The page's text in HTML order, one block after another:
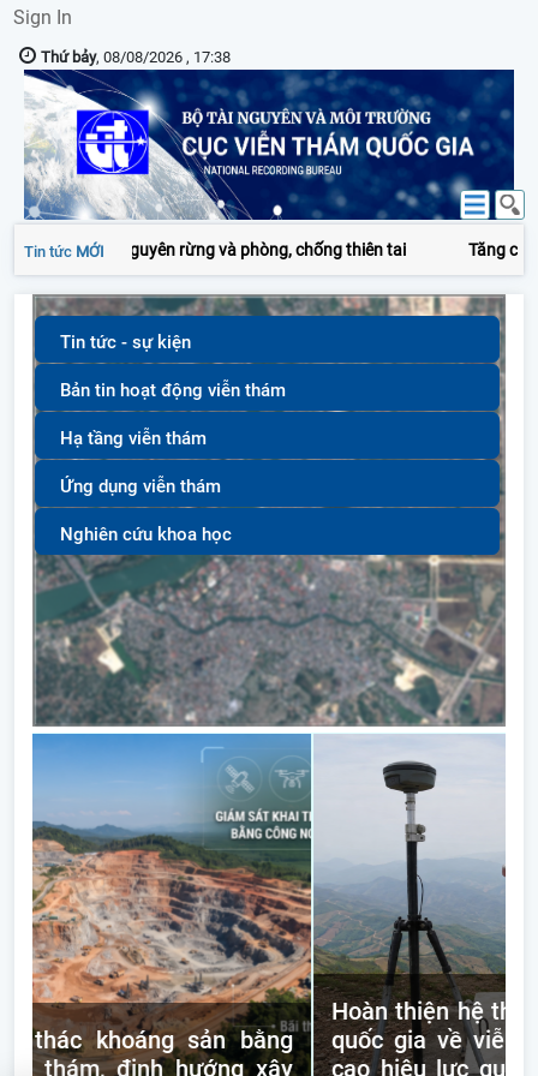
Sign In
Thứ bảy, 08/08/2026 , 17:38
Tin tức MỚI
quản lý tài nguyên rừng và phòng, chống thiên tai Tăng
Tin tức - sự kiện
Bản tin hoạt động viễn thám
Hạ tầng viễn thám
Ứng dụng viễn thám
Nghiên cứu khoa học
bằng
xây
Hoàn thiện hệ thống quy chuẩn kỹ
quốc gia về viễn thám: Nền tảng
cao hiệu lực quản lý nhà nước và